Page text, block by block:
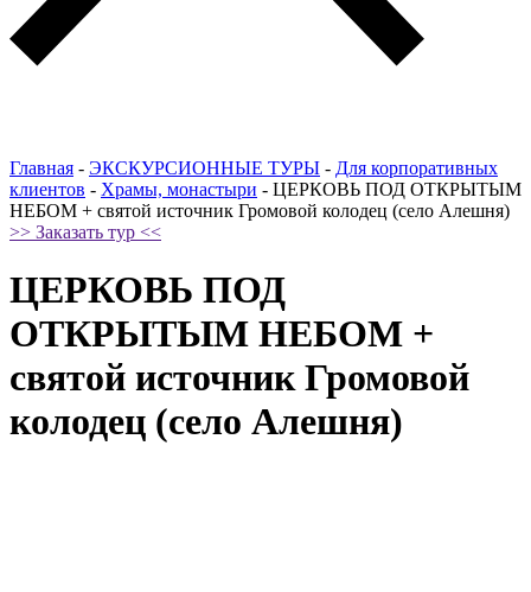
Главная - ЭКСКУРСИОННЫЕ ТУРЫ - Для корпоративных
клиентов - Храмы, монастыри - ЦЕРКОВЬ ПОД ОТКРЫТЫМ
НЕБОМ + святой источник Громовой колодец (село Алешня)
>> Заказать тур <<
ЦЕРКОВЬ ПОД
ОТКРЫТЫМ НЕБОМ +
святой источник Громовой
колодец (село Алешня)